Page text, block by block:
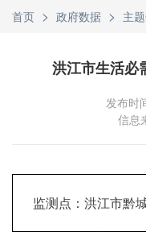
首页 > 政府数据 > 主
洪江市生活必
发布时
信息
监测点：洪江市黔